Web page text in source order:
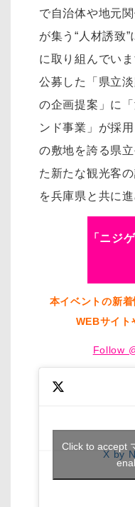
で自治体や地元
が集う“人材誘致
に取り組んでい
公募した「県立
の企画提案」に
ンド事業」が採
の敷地を誇る県
た新たな観光客
を兵庫県と共に進
「ニジ
本イベントの新
WEBサイト
Follow
X by
Click to accept